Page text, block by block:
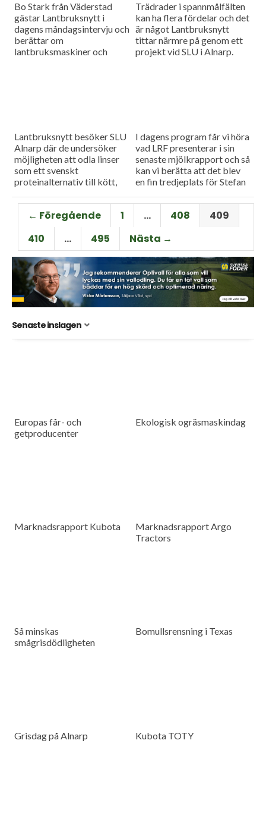
Bo Stark från Väderstad
gästar Lantbruksnytt i
dagens måndagsintervju och
berättar om
lantbruksmaskiner och
Trädrader i spannmålfälten
kan ha flera fördelar och det
är något Lantbruksnytt
tittar närmre på genom ett
projekt vid SLU i Alnarp.
Lantbruksnytt besöker SLU
Alnarp där de undersöker
möjligheten att odla linser
som ett svenskt
proteinalternativ till kött,
Niléhn varit på Cereals i
Storbritannien och...
I dagens program får vi höra
vad LRF presenterar i sin
senaste mjölkrapport och så
kan vi berätta att det blev
en fin tredjeplats för Stefan
Drivers...
← Föregående 1 … 408
409
410
… 495 Nästa →
Senaste inslagen
Europas får- och
getproducenter
Ekologisk ogräsmaskindag
Marknadsrapport Kubota
Marknadsrapport Argo
Tractors
Så minskas
smågrisdödligheten
Bomullsrensning i Texas
Grisdag på Alnarp Kubota TOTY